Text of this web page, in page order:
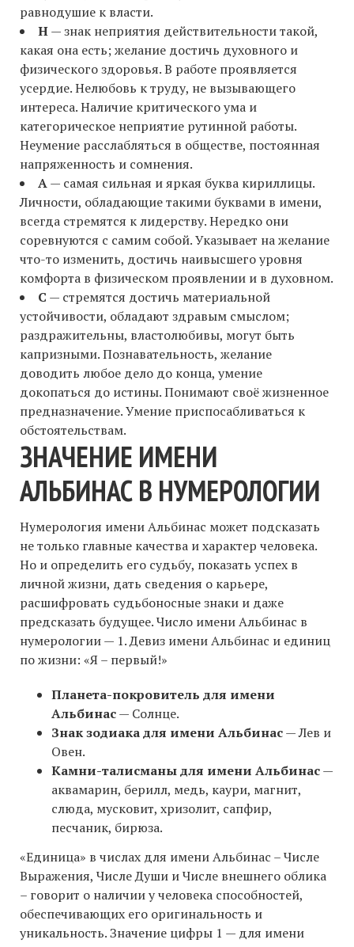
равнодушие к власти.
Н— знак неприятия действительности такой,
какая она есть; желание достичь духовного и
физического здоровья. В работе проявляется
усердие. Нелюбовь к труду, не вызывающего
интереса. Наличие критического ума и
категорическое неприятие рутинной работы.
Неумение расслабляться в обществе, постоянная
напряженность и сомнения.
А— самая сильная и яркая буква кириллицы.
Личности, обладающие такими буквами в имени,
всегда стремятся к лидерству. Нередко они
соревнуются с самим собой. Указывает на желание
что-то изменить, достичь наивысшего уровня
комфорта в физическом проявлении и в духовном.
С — стремятся достичь материальной
устойчивости, обладают здравым смыслом;
раздражительны, властолюбивы, могут быть
капризными. Познавательность, желание
доводить любое дело до конца, умение
докопаться до истины. Понимают своё жизненное
предназначение. Умение приспосабливаться к
обстоятельствам.
ЗНАЧЕНИЕ ИМЕНИ
АЛЬБИНАС В НУМЕРОЛОГИИ
Нумерология имени Альбинас может подсказать
не только главные качества и характер человека.
Но и определить его судьбу, показать успех в
личной жизни, дать сведения о карьере,
расшифровать судьбоносные знаки и даже
предсказать будущее. Число имени Альбинас в
нумерологии — 1. Девиз имени Альбинас и единиц
по жизни: «Я – первый!»
Планета-покровитель для имени
Альбинас— Солнце.
Знак зодиака для имени Альбинас— Лев и
Овен.
Камни-талисманы для имени Альбинас—
аквамарин, берилл, медь, каури, магнит,
слюда, мусковит, хризолит, сапфир,
песчаник, бирюза.
«Единица» в числах для имени Альбинас – Числе
Выражения, Числе Души и Числе внешнего облика
– говорит о наличии у человека способностей,
обеспечивающих его оригинальность и
уникальность. Значение цифры 1 — для имени